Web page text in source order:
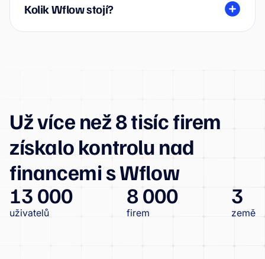
Kolik Wflow stojí?
Už více než 8 tisíc firem
získalo kontrolu nad
financemi s Wflow
13 000
uživatelů
8 000
firem
3
země